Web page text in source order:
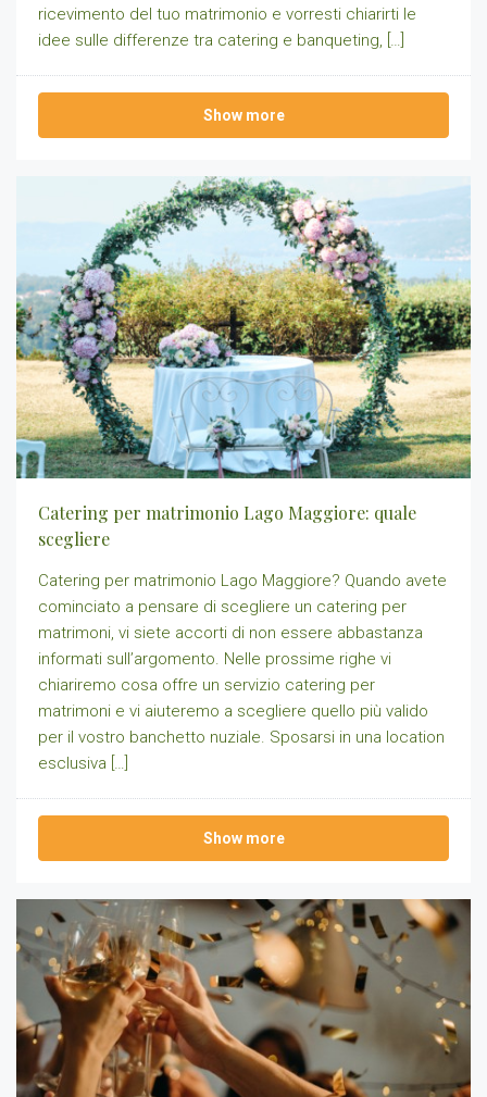
ricevimento del tuo matrimonio e vorresti chiarirti le
idee sulle differenze tra catering e banqueting, […]
Show more
Catering per matrimonio Lago Maggiore: quale
scegliere
Catering per matrimonio Lago Maggiore? Quando avete
cominciato a pensare di scegliere un catering per
matrimoni, vi siete accorti di non essere abbastanza
informati sull’argomento. Nelle prossime righe vi
chiariremo cosa offre un servizio catering per
matrimoni e vi aiuteremo a scegliere quello più valido
per il vostro banchetto nuziale. Sposarsi in una location
esclusiva […]
Show more